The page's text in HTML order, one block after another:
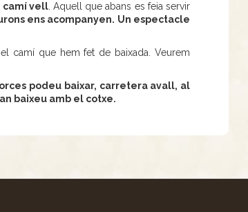
camí vell. Aquell que abans es feia servir
ens acompanyen. Un espectacle
camí que hem fet de baixada. Veurem
podeu baixar, carretera avall, al
baixeu amb el cotxe.